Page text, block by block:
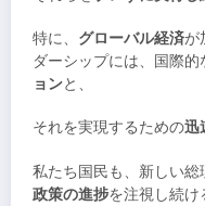
特に、 グローバル経済が
ダーシップには、国際
ョンと、
それを実現するための迅
私たち国民も、新しい総
政策の進捗を注視し続け